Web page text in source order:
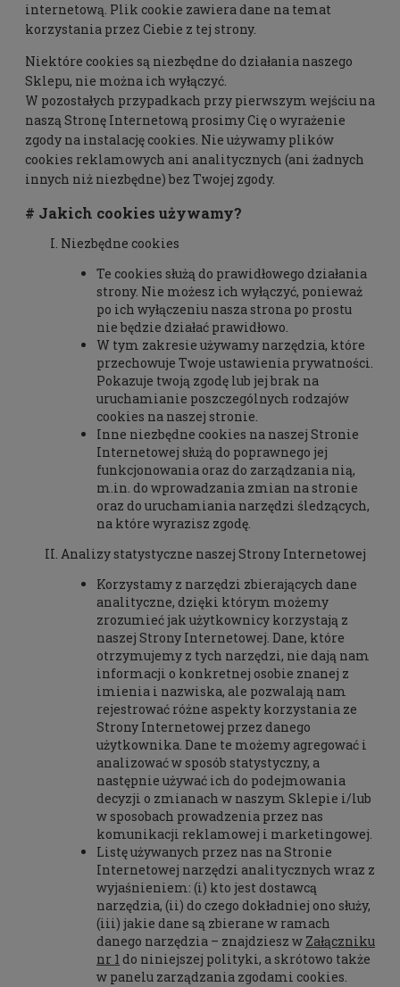
internetową. Plik cookie zawiera dane na temat
korzystania przez Ciebie z tej strony.
Niektóre cookies są niezbędne do działania naszego
Sklepu, nie można ich wyłączyć.
W pozostałych przypadkach przy pierwszym wejściu na
naszą Stronę Internetową prosimy Cię o wyrażenie
zgody na instalację cookies. Nie używamy plików
cookies reklamowych ani analitycznych (ani żadnych
innych niż niezbędne) bez Twojej zgody.
# Jakich cookies używamy?
Niezbędne cookies
Te cookies służą do prawidłowego działania
strony. Nie możesz ich wyłączyć, ponieważ
po ich wyłączeniu nasza strona po prostu
nie będzie działać prawidłowo.
W tym zakresie używamy narzędzia, które
przechowuje Twoje ustawienia prywatności.
Pokazuje twoją zgodę lub jej brak na
uruchamianie poszczególnych rodzajów
cookies na naszej stronie.
Inne niezbędne cookies na naszej Stronie
Internetowej służą do poprawnego jej
funkcjonowania oraz do zarządzania nią,
m.in. do wprowadzania zmian na stronie
oraz do uruchamiania narzędzi śledzących,
na które wyrazisz zgodę.
Analizy statystyczne naszej Strony Internetowej
Korzystamy z narzędzi zbierających dane
analityczne, dzięki którym możemy
zrozumieć jak użytkownicy korzystają z
naszej Strony Internetowej. Dane, które
otrzymujemy z tych narzędzi, nie dają nam
informacji o konkretnej osobie znanej z
imienia i nazwiska, ale pozwalają nam
rejestrować różne aspekty korzystania ze
Strony Internetowej przez danego
użytkownika. Dane te możemy agregować i
analizować w sposób statystyczny, a
następnie używać ich do podejmowania
decyzji o zmianach w naszym Sklepie i/lub
w sposobach prowadzenia przez nas
komunikacji reklamowej i marketingowej.
Listę używanych przez nas na Stronie
Internetowej narzędzi analitycznych wraz z
wyjaśnieniem: (i) kto jest dostawcą
narzędzia, (ii) do czego dokładniej ono służy,
(iii) jakie dane są zbierane w ramach
danego narzędzia – znajdziesz w Załączniku
nr 1 do niniejszej polityki, a skrótowo także
w panelu zarządzania zgodami cookies.